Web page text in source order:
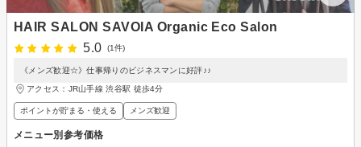
HAIR SALON SAVOIA Organic Eco Salon
5.0
(1件)
《メンズ歓迎☆》仕事帰りのビジネスマンに好評♪♪
アクセス：JR山手線 渋谷駅 徒歩4分
ポイントが貯まる・使える メンズ歓迎
メニュー別参考価格